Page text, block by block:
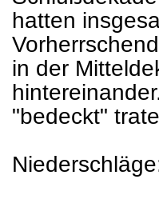
hatten
in der
"bedeckt"